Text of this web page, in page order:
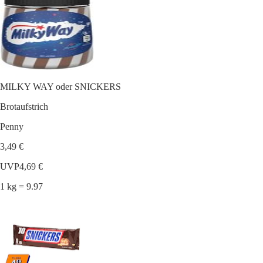
MILKY WAY oder SNICKERS
Brotaufstrich
Penny
3,49 €
UVP4,69 €
1 kg = 9.97